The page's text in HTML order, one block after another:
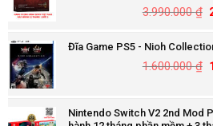
3.990.000₫
Đĩa Game PS5 - Nioh
1.600.000₫
Nintendo Switch V2 2nd Mod